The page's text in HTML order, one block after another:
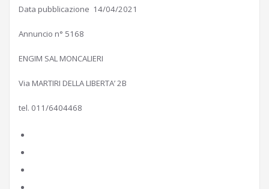
Data pubblicazione 14/04/2021
Annuncio n° 5168
ENGIM SAL MONCALIERI
Via MARTIRI DELLA LIBERTA’ 2B
tel. 011/6404468